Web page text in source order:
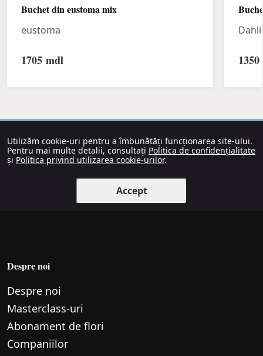
Buchet din eustoma mix
eustoma
1705 mdl 1350
Utilizăm cookie-uri pentru a îmbunătăți funcționarea site-ului.
Pentru mai multe detalii, consultați Politica de confidențialitate
și Politica privind utilizarea cookie-urilor.
Accept
Despre noi
Despre noi
Маsterclass-uri
Abonament de flori
Companiilor